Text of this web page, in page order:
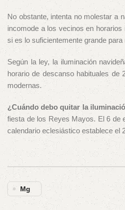
No obstante, intenta no molestar a
incomode a los vecinos en
si es lo suficientemente grande
Según la ley, la iluminación
horario de descanso habituales
modernas.
¿Cuándo debo quitar la
fiesta de los Reyes Mayos. El 6 de
calendario eclesiástico establece el
Mg